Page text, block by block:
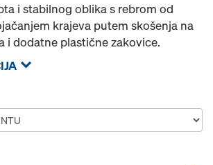
i stabilnog oblika s rebrom od
krajeva putem skošenja na
i dodatne plastične zakovice.